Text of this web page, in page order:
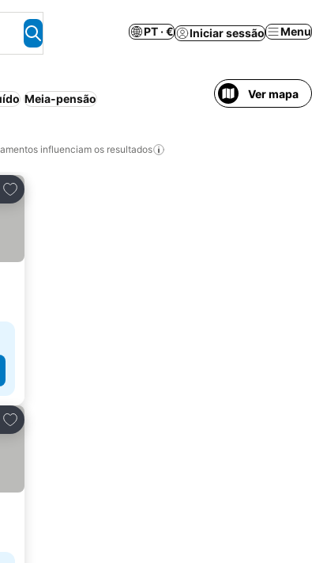
PT · € Iniciar sessão Menu
Meia-pensão Ver mapa
influenciam os resultados
Adicionar aos favoritos
Adicionar aos favoritos